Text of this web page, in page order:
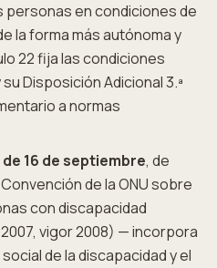
en condiciones de
la forma más autónoma y
22 fija las condiciones
Disposición Adicional 3.ª
a normas
16 de septiembre, de
de la ONU sobre
con discapacidad
vigor 2008) — incorpora
de la discapacidad y el